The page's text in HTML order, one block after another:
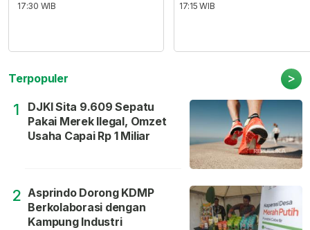
17:30 WIB
17:15 WIB
Terpopuler >
1
DJKI Sita 9.609 Sepatu
Pakai Merek Ilegal, Omzet
Usaha Capai Rp 1 Miliar
2 Asprindo Dorong KDMP
Berkolaborasi dengan
Kampung Industri